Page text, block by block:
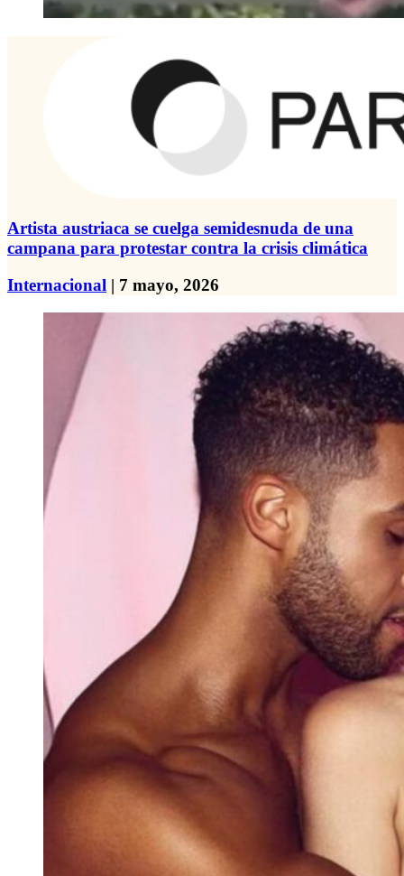
Artista austriaca se cuelga semidesnuda de una
campana para protestar contra la crisis climática
Internacional | 7 mayo, 2026